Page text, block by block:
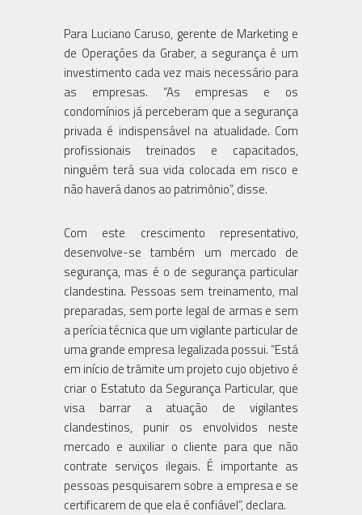
Para Luciano Caruso, gerente de Marketing e
de Operações da Graber, a segurança é um
investimento cada vez mais necessário para
as empresas. “As empresas e os
condomínios já perceberam que a segurança
privada é indispensável na atualidade. Com
profissionais treinados e capacitados,
ninguém terá sua vida colocada em risco e
não haverá danos ao patrimônio”, disse.
Com este crescimento representativo,
desenvolve-se também um mercado de
segurança, mas é o de segurança particular
clandestina. Pessoas sem treinamento, mal
preparadas, sem porte legal de armas e sem
a perícia técnica que um vigilante particular de
uma grande empresa legalizada possui. “Está
em início de trâmite um projeto cujo objetivo é
criar o Estatuto da Segurança Particular, que
visa barrar a atuação de vigilantes
clandestinos, punir os envolvidos neste
mercado e auxiliar o cliente para que não
contrate serviços ilegais. É importante as
pessoas pesquisarem sobre a empresa e se
certificarem de que ela é confiável”, declara.